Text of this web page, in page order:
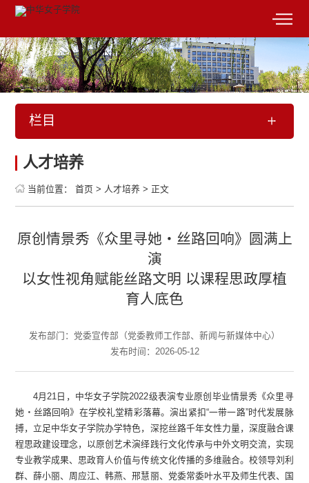
栏目
人才培养
当前位置： 首页 > 人才培养 > 正文
原创情景秀《众里寻她・丝路回响》圆满上
演
以女性视角赋能丝路文明 以课程思政厚植
育人底色
发布部门：党委宣传部（党委教师工作部、新闻与新媒体中心）
发布时间：2026-05-12
4月21日，中华女子学院2022级表演专业原创毕业情景秀《众里寻
她・丝路回响》在学校礼堂精彩落幕。演出紧扣“一带一路”时代发展脉
搏，立足中华女子学院办学特色，深挖丝路千年女性力量，深度融合课
程思政建设理念，以原创艺术演绎践行文化传承与中外文明交流，实现
专业教学成果、思政育人价值与传统文化传播的多维融合。校领导刘利
群、薛小丽、周应江、韩燕、邢慧丽、党委常委叶水平及师生代表、国